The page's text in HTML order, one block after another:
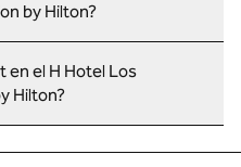
by Hilton?
en el H Hotel Los
Hilton?